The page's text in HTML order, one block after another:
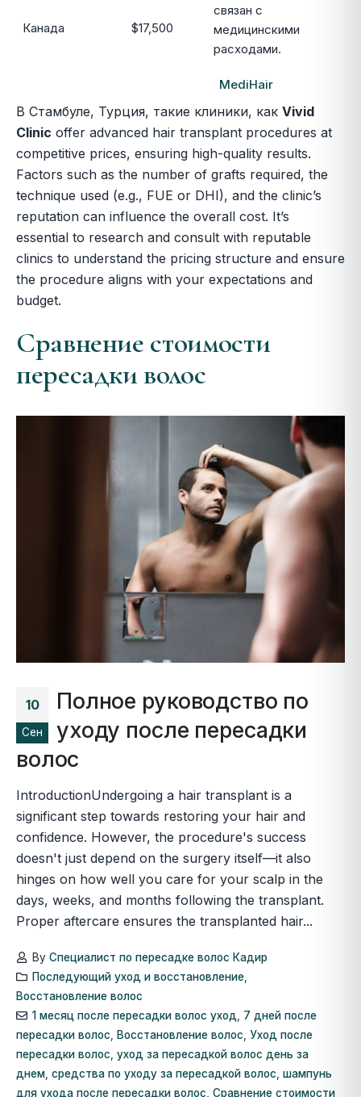
Канада $17,500
связан с
медицинскими
расходами.
MediHair
В Стамбуле, Турция, такие клиники, как Vivid
Clinic offer advanced hair transplant procedures at
competitive prices, ensuring high-quality results.
Factors such as the number of grafts required, the
technique used (e.g., FUE or DHI), and the clinic’s
reputation can influence the overall cost. It’s
essential to research and consult with reputable
clinics to understand the pricing structure and ensure
the procedure aligns with your expectations and
budget.
Сравнение стоимости
пересадки волос
10
Сен
Полное руководство по
уходу после пересадки
волос
IntroductionUndergoing a hair transplant is a
significant step towards restoring your hair and
confidence. However, the procedure's success
doesn't just depend on the surgery itself—it also
hinges on how well you care for your scalp in the
days, weeks, and months following the transplant.
Proper aftercare ensures the transplanted hair...
By Специалист по пересадке волос Кадир
Последующий уход и восстановление,
Восстановление волос
1 месяц после пересадки волос уход
7 дней после
пересадки волос
Восстановление волос Уход после
пересадки волос уход за пересадкой волос день за
днем средства по уходу за пересадкой волос шампунь
для ухода после пересадки волос Сравнение стоимости